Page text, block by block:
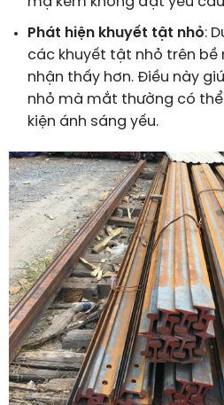
Phát hiện khuyết tật nhỏ:
các khuyết tật nhỏ trên bề
nhận thấy hơn. Điều này
nhỏ mà mắt thường có
kiện ánh sáng yếu.